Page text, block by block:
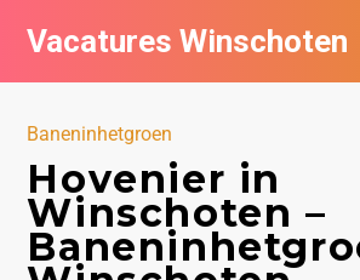
Vacatures Winschoten
Baneninhetgroen
Hovenier in
Winschoten –
Vacatures per bedrijf in Winschoten
Nieuwsbrief feed